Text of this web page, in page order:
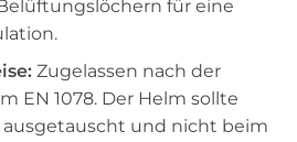
für eine
Zugelassen nach der
EN 1078. Der Helm sollte
ausgetauscht und nicht beim